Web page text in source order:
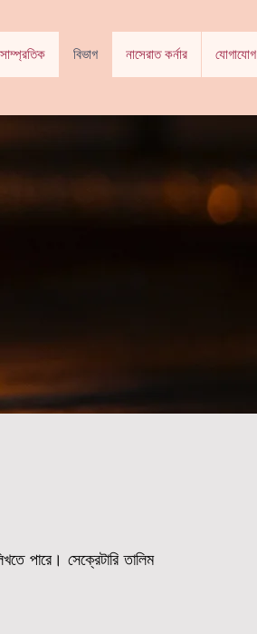
সাম্প্রতিক বিভাগ নাসেরাত কর্নার যোগাযোগ
পারে। সেক্রেটারি তালিম